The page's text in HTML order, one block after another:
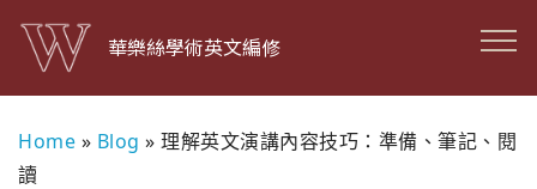
華樂絲學術英文編修
Home » Blog » 理解英文演講內容技巧：準備、筆記、閱
讀